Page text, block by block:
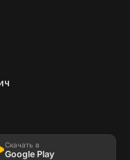
Скачать в
Google Play